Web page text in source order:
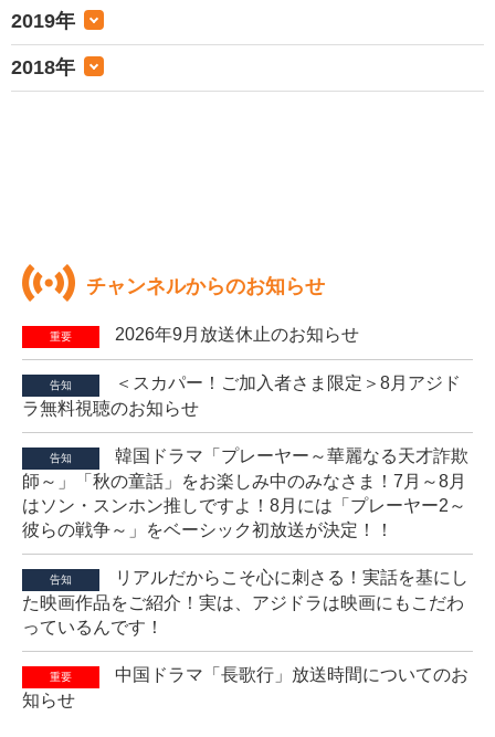
2019年
2018年
チャンネルからのお知らせ
重要 2026年9月放送休止のお知らせ
告知
＜スカパー！ご加入者さま限定＞8月アジド
ラ無料視聴のお知らせ
告知
韓国ドラマ「プレーヤー～華麗なる天才詐欺
師～」「秋の童話」をお楽しみ中のみなさま！7月～8月
はソン・スンホン推しですよ！8月には「プレーヤー2～
彼らの戦争～」をベーシック初放送が決定！！
告知
リアルだからこそ心に刺さる！実話を基にし
た映画作品をご紹介！実は、アジドラは映画にもこだわ
っているんです！
重要
中国ドラマ「長歌行」放送時間についてのお
知らせ